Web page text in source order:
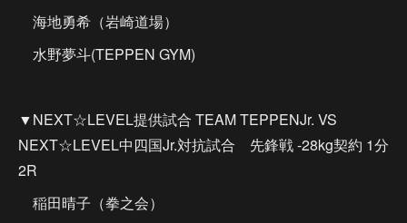
海地勇希（岩崎道場）
水野夢斗(TEPPEN GYM)
▼NEXT☆LEVEL提供試合 TEAM TEPPENJr. VS
NEXT☆LEVEL中四国Jr.対抗試合 先鋒戦 -28kg契約 1分
2R
稲田晴子（拳之会）